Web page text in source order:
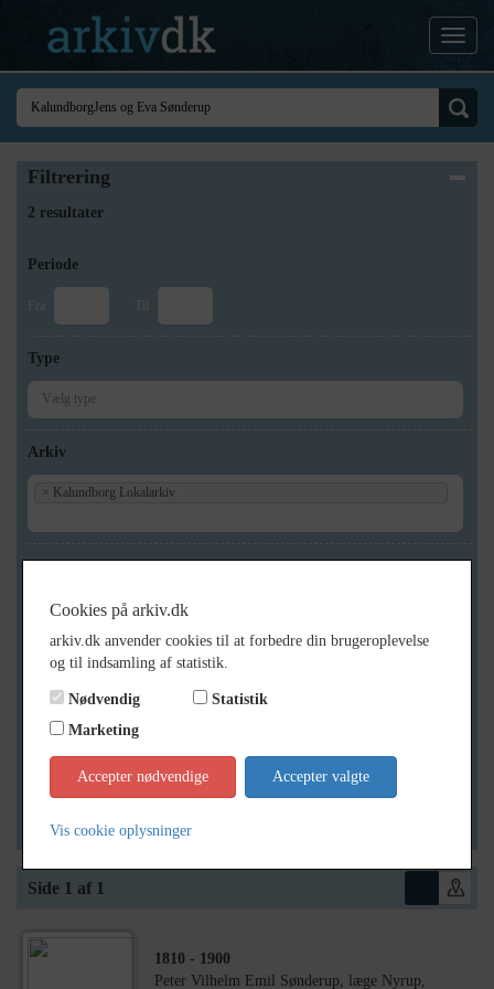
Filtrering
2 resultater
Periode
Fra Til
Type
Arkiv
× Kalundborg Lokalarkiv
Geografi
Generelt
Vis kun med billeder
Vis kun med filmklip
Vis kun med lydklip
Vis kun med geo-tag
Side 1 af 1
1810 - 1900
Peter Vilhelm Emil Sønderup, læge Nyrup,
Cookies på arkiv.dk
arkiv.dk anvender cookies til at forbedre din brugeroplevelse
og til indsamling af statistik.
Nødvendig
Statistik
Marketing
Accepter nødvendige Accepter valgte
Vis cookie oplysninger